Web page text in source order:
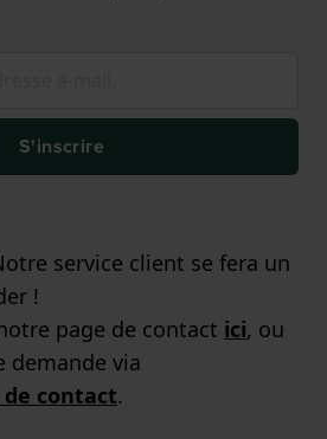
S'inscrire
service client se fera un
!
page de contact ici, ou
demande via
contact.